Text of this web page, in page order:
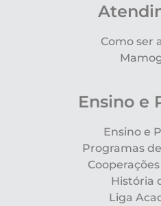
Como ser
Ensino e
Ensino e
Programas
História
Liga